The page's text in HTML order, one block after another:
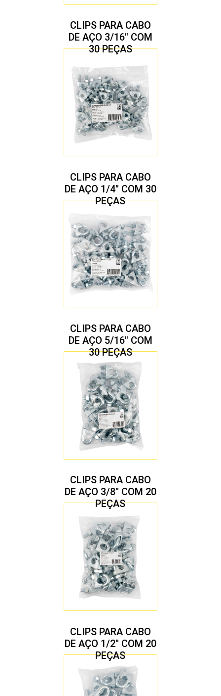
CLIPS PARA CABO
DE AÇO 3/16″ COM
30 PEÇAS
CLIPS PARA CABO
DE AÇO 1/4″ COM 30
PEÇAS
CLIPS PARA CABO
DE AÇO 5/16″ COM
30 PEÇAS
CLIPS PARA CABO
DE AÇO 3/8″ COM 20
PEÇAS
CLIPS PARA CABO
DE AÇO 1/2″ COM 20
PEÇAS